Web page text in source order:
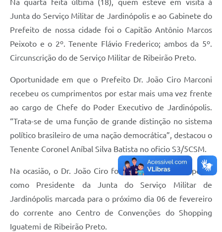
Na quarta feita última (18), quem esteve em visita à
Junta do Serviço Militar de Jardinópolis e ao Gabinete do
Prefeito de nossa cidade foi o Capitão Antônio Marcos
Peixoto e o 2º. Tenente Flávio Frederico; ambos da 5º.
Circunscrição do de Serviço Militar de Ribeirão Preto.
Oportunidade em que o Prefeito Dr. João Ciro Marconi
recebeu os cumprimentos por estar mais uma vez frente
ao cargo de Chefe do Poder Executivo de Jardinópolis.
“Trata-se de uma função de grande distinção no sistema
político brasileiro de uma nação democrática”, destacou o
Tenente Coronel Aníbal Silva Batista no oficio S3/5CSM.
Na ocasião, o Dr. João Ciro foi oficiado sobre sua posse
como Presidente da Junta do Serviço Militar de
Jardinópolis marcada para o próximo dia 06 de fevereiro
do corrente ano Centro de Convenções do Shopping
Iguatemi de Ribeirão Preto.